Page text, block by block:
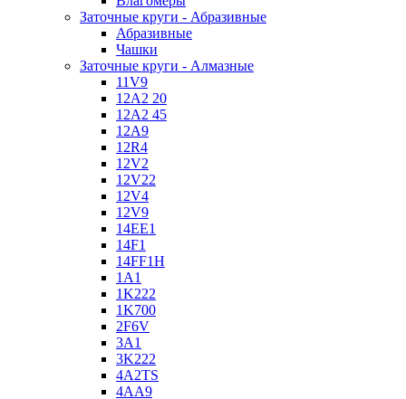
Заточные круги - Абразивные
Абразивные
Чашки
Заточные круги - Алмазные
11V9
12A2 20
12A2 45
12A9
12R4
12V2
12V22
12V4
12V9
14EE1
14F1
14FF1H
1A1
1K222
1K700
2F6V
3A1
3K222
4A2TS
4AA9